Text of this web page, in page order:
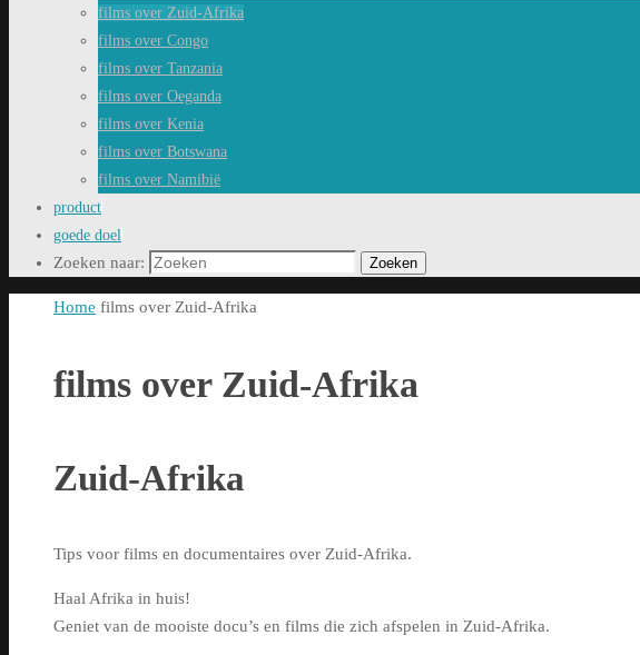
films over Zuid-Afrika
films over Congo
films over Tanzania
films over Oeganda
films over Kenia
films over Botswana
films over Namibië
product
goede doel
Zoeken naar: Zoeken
Home films over Zuid-Afrika
films over Zuid-Afrika
Zuid-Afrika
Tips voor films en documentaires over Zuid-Afrika.
Haal Afrika in huis!
Geniet van de mooiste docu’s en films die zich afspelen in Zuid-Afrika.